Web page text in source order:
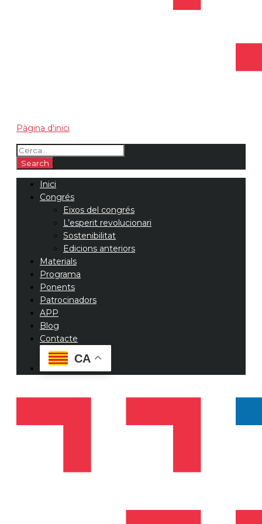
Pàgina d'inici
Inici
Congrés
Eixos del congrés
L’esperit revolucionari
Sostenibilitat
Edicions anteriors
Materials
Programa
Ponents
Patrocinadors
APP
Blog
Contacte
CA